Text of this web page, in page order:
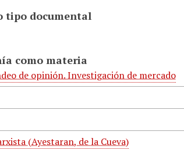
tipo documental
como materia
de opinión. Investigación de mercado
(Ayestaran, de la Cueva)